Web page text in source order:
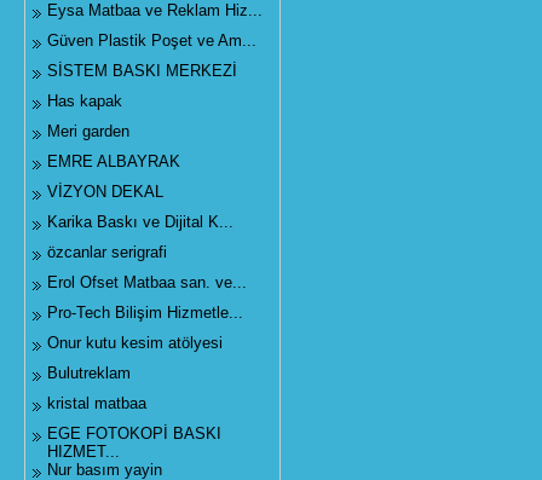
Eysa Matbaa ve Reklam Hiz...
Güven Plastik Poşet ve Am...
SİSTEM BASKI MERKEZİ
Has kapak
Meri garden
EMRE ALBAYRAK
VİZYON DEKAL
Karika Baskı ve Dijital K...
özcanlar serigrafi
Erol Ofset Matbaa san. ve...
Pro-Tech Bilişim Hizmetle...
Onur kutu kesim atölyesi
Bulutreklam
kristal matbaa
EGE FOTOKOPİ BASKI
HIZMET...
Nur basım yayin